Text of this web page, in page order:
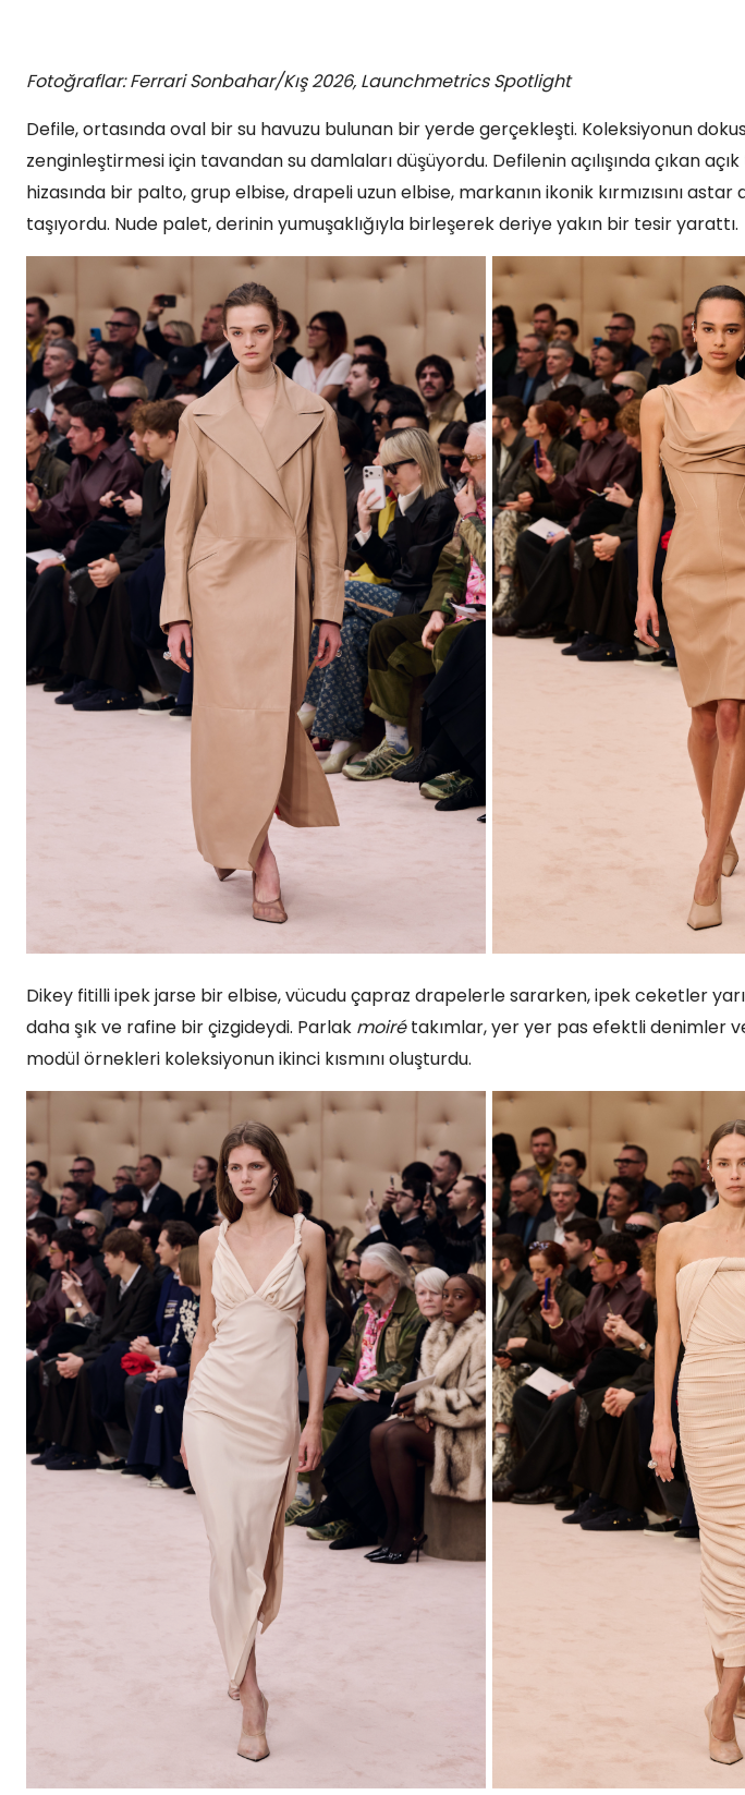
Fotoğraflar: Ferrari Sonbahar/Kış 2026, Launchmetrics Spotlight
Defile, ortasında oval bir su havuzu bulunan bir yerde gerçekleşti. Koleksiyonun
zenginleştirmesi için tavandan su damlaları düşüyordu. Defilenin açılışında çıkan
hizasında bir palto, grup elbise, drapeli uzun elbise, markanın ikonik kırmızısını astar
taşıyordu. Nude palet, derinin yumuşaklığıyla birleşerek deriye yakın bir tesir yarattı.
Dikey fitilli ipek jarse bir elbise, vücudu çapraz drapelerle sararken, ipek ceketler
daha şık ve rafine bir çizgideydi. Parlak moirétakımlar, yer yer pas efektli denimler
modül örnekleri koleksiyonun ikinci kısmını oluşturdu.